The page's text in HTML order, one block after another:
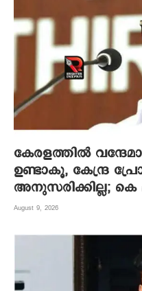
കേരളത്തിൽ
ഉണ്ടാകൂ, കേന്ദ്ര
അനുസരിക്കില്ല;
August 9, 2026